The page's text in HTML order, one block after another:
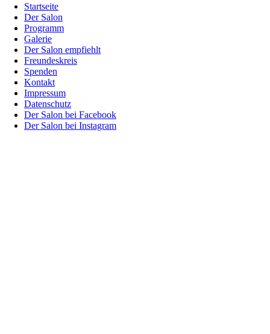
Startseite
Der Salon
Programm
Galerie
Der Salon empfiehlt
Freundeskreis
Spenden
Kontakt
Impressum
Datenschutz
Der Salon bei Facebook
Der Salon bei Instagram